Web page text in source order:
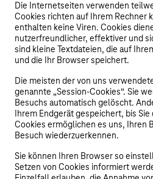
Die Internetseiten verwenden
Cookies richten auf Ihrem Rechner
enthalten keine Viren. Cookies
nutzerfreundlicher, effektiver und
sind kleine Textdateien, die auf
und die Ihr Browser speichert.
Die meisten der von uns
genannte „Session-Cookies“. Sie
Besuchs automatisch gelöscht.
Ihrem Endgerät gespeichert, bis
Cookies ermöglichen es uns, Ihren
Besuch wiederzuerkennen.
Sie können Ihren Browser so
Setzen von Cookies informiert